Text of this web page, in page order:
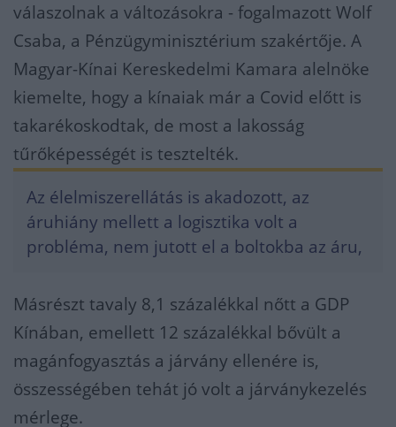
válaszolnak a változásokra - fogalmazott Wolf
Csaba, a Pénzügyminisztérium szakértője. A
Magyar-Kínai Kereskedelmi Kamara alelnöke
kiemelte, hogy a kínaiak már a Covid előtt is
takarékoskodtak, de most a lakosság
tűrőképességét is tesztelték.
Az élelmiszerellátás is akadozott, az
áruhiány mellett a logisztika volt a
probléma, nem jutott el a boltokba az áru,
Másrészt tavaly 8,1 százalékkal nőtt a GDP
Kínában, emellett 12 százalékkal bővült a
magánfogyasztás a járvány ellenére is,
összességében tehát jó volt a járványkezelés
mérlege.